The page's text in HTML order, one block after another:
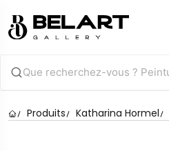
Produits Katharina Hormel